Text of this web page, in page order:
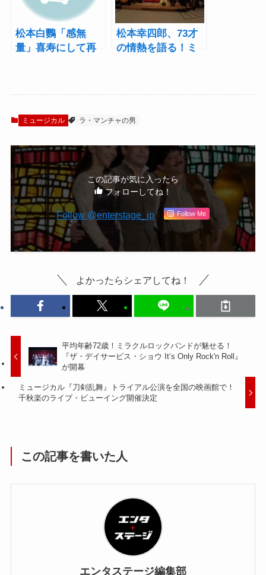
松本白鸚「感無
量」喜寿にして再
松本幸四郎、73才
の情熱を語る！ミ
ミュージカル ラ・マンチャの男
この記事が気に入ったら
フォローしてね！
Follow Me
よかったらシェアしてね！
平均年齢72歳！ミラクルロックバンドが魅せる！
『ザ・デイサービス・ショウ It‘s Only Rock'n Roll』
が開幕
ミュージカル『刀剣乱舞』トライアル公演を全国の映画館で！
千秋楽のライブ・ビューイング開催決定
この記事を書いた人
エンタステージ編集部